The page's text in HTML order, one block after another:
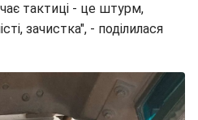
тактиці - це штурм,
зачистка", - поділилася